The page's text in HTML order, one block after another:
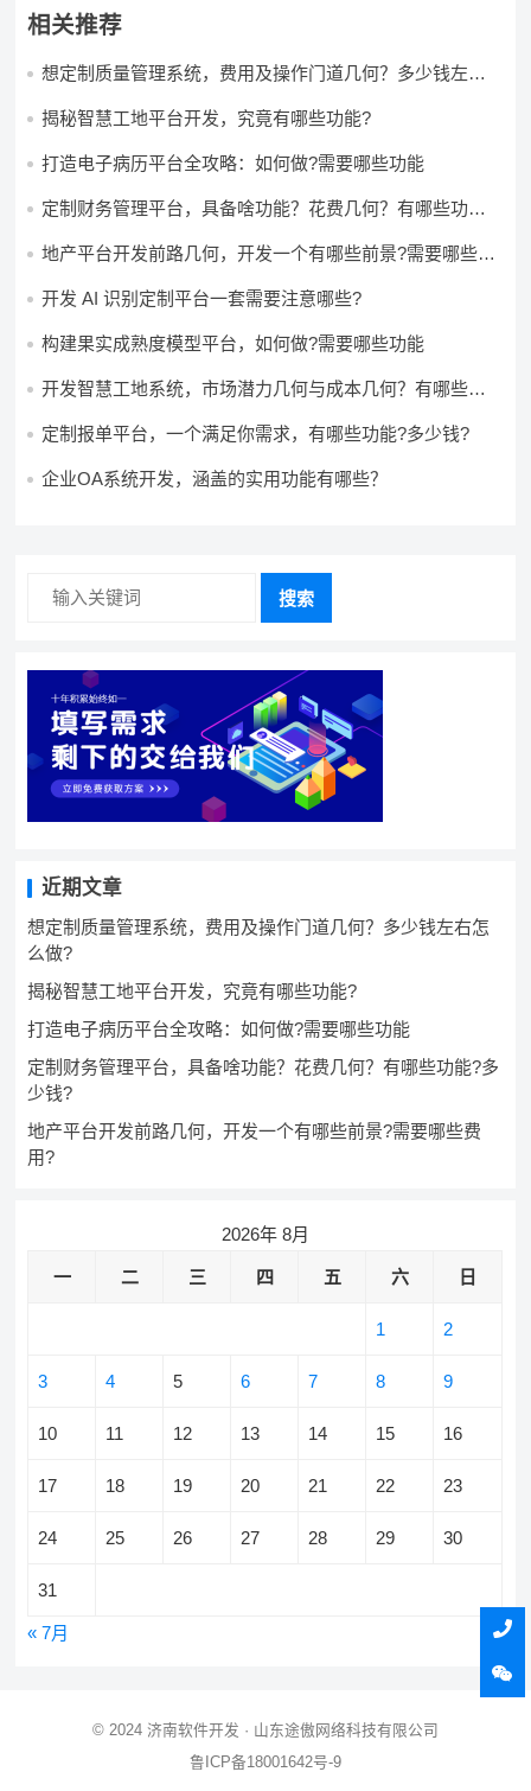
相关推荐
想定制质量管理系统，费用及操作门道几何？多少钱左右
揭秘智慧工地平台开发，究竟有哪些功能?
打造电子病历平台全攻略：如何做?需要哪些功能
定制财务管理平台，具备啥功能？花费几何？有哪些功能?
地产平台开发前路几何，开发一个有哪些前景?需要哪些费
开发 AI 识别定制平台一套需要注意哪些?
构建果实成熟度模型平台，如何做?需要哪些功能
开发智慧工地系统，市场潜力几何与成本几何？有哪些前
定制报单平台，一个满足你需求，有哪些功能?多少钱?
企业OA系统开发，涵盖的实用功能有哪些？
搜索
近期文章
想定制质量管理系统，费用及操作门道几何？多少钱左右怎
么做?
揭秘智慧工地平台开发，究竟有哪些功能?
打造电子病历平台全攻略：如何做?需要哪些功能
定制财务管理平台，具备啥功能？花费几何？有哪些功能?多
少钱?
地产平台开发前路几何，开发一个有哪些前景?需要哪些费
用?
2026年 8月
一 二 三 四 五 六 日
1 2
3 4 5 6 7 8 9
10 11 12 13 14 15 16
17 18 19 20 21 22 23
24 25 26 27 28 29 30
31
« 7月
© 2024 济南软件开发 · 山东途傲网络科技有限公司
鲁ICP备18001642号-9